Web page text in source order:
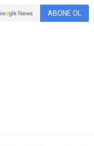
ABONE OL